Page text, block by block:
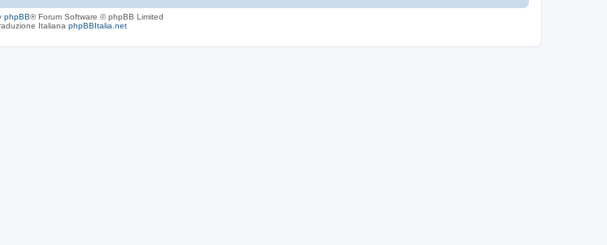
phpBB® Forum Software © phpBB Limited
Italiana phpBBItalia.net